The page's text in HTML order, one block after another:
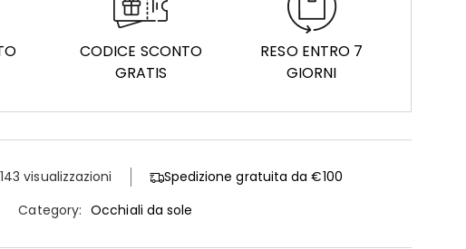
CODICE SCONTO
GRATIS
RESO ENTRO 7
GIORNI
143 visualizzazioni
Spedizione gratuita da €100
Category: Occhiali da sole